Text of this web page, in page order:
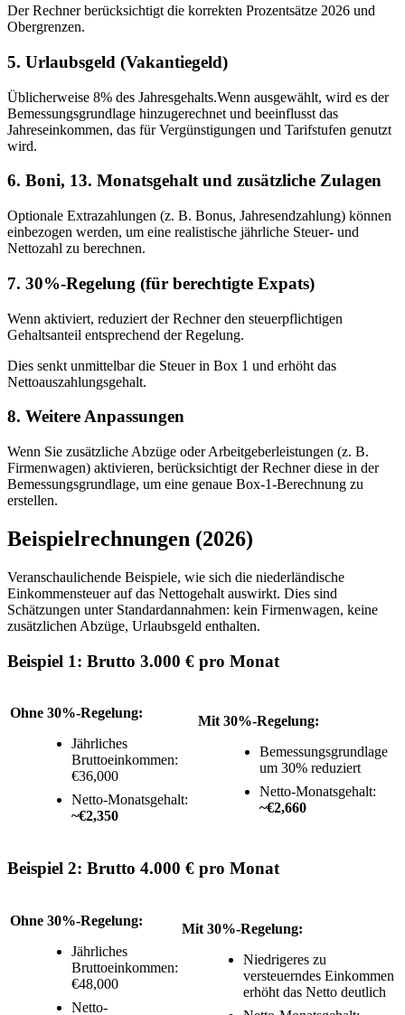
Der Rechner berücksichtigt die korrekten Prozentsätze 2026 und
Obergrenzen.
5. Urlaubsgeld (Vakantiegeld)
Üblicherweise 8% des Jahresgehalts.Wenn ausgewählt, wird es der
Bemessungsgrundlage hinzugerechnet und beeinflusst das
Jahreseinkommen, das für Vergünstigungen und Tarifstufen genutzt
wird.
6. Boni, 13. Monatsgehalt und zusätzliche Zulagen
Optionale Extrazahlungen (z. B. Bonus, Jahresendzahlung) können
einbezogen werden, um eine realistische jährliche Steuer- und
Nettozahl zu berechnen.
7. 30%-Regelung (für berechtigte Expats)
Wenn aktiviert, reduziert der Rechner den steuerpflichtigen
Gehaltsanteil entsprechend der Regelung.
Dies senkt unmittelbar die Steuer in Box 1 und erhöht das
Nettoauszahlungsgehalt.
8. Weitere Anpassungen
Wenn Sie zusätzliche Abzüge oder Arbeitgeberleistungen (z. B.
Firmenwagen) aktivieren, berücksichtigt der Rechner diese in der
Bemessungsgrundlage, um eine genaue Box‑1‑Berechnung zu
erstellen.
Beispielrechnungen (2026)
Veranschaulichende Beispiele, wie sich die niederländische
Einkommensteuer auf das Nettogehalt auswirkt. Dies sind
Schätzungen unter Standardannahmen: kein Firmenwagen, keine
zusätzlichen Abzüge, Urlaubsgeld enthalten.
Beispiel 1: Brutto 3.000 € pro Monat
Ohne 30%-Regelung:
Jährliches
Bruttoeinkommen:
€36,000
Netto-Monatsgehalt:
~€2,350
Mit 30%-Regelung:
Bemessungsgrundlage
um 30% reduziert
Netto-Monatsgehalt:
~€2,660
Beispiel 2: Brutto 4.000 € pro Monat
Ohne 30%-Regelung:
Jährliches
Bruttoeinkommen:
€48,000
Netto-
Mit 30%-Regelung:
Niedrigeres zu
versteuerndes Einkommen
erhöht das Netto deutlich